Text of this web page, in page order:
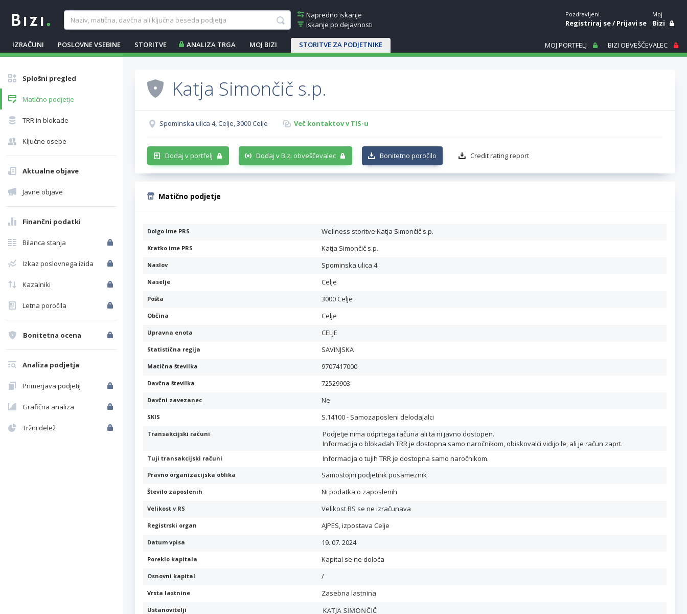
Napredno iskanje
Iskanje po dejavnosti
IZRAČUNI POSLOVNE VSEBINE STORITVE ANALIZA TRGA MOJ BIZI STORITVE ZA PODJETNIKE
Pozdravljeni.
Registriraj se/Prijavi se
Moj
Bizi
MOJ PORTFELJ BIZI OBVEŠČEVALEC
Splošni pregled
Matično podjetje
TRR in blokade
Ključne osebe
Aktualne objave
Javne objave
Finančni podatki
Bilanca stanja
Izkaz poslovnega izida
Kazalniki
Letna poročila
Bonitetna ocena
Analiza podjetja
Primerjava podjetij
Grafična analiza
Tržni delež
Katja Simončič s.p.
Spominska ulica 4, Celje, 3000 Celje Več kontaktov v TIS-u
Dodaj v portfelj Dodaj v Bizi obveščevalec Bonitetno poročilo Credit rating report
Matično podjetje
Dolgo ime PRS Wellness storitve Katja Simončič s.p.
Kratko ime PRS Katja Simončič s.p.
Naslov Spominska ulica 4
Naselje Celje
Pošta 3000 Celje
Občina Celje
Upravna enota CELJE
Statistična regija SAVINJSKA
Matična številka 9707417000
Davčna številka 72529903
Davčni zavezanec Ne
SKIS S.14100 - Samozaposleni delodajalci
Transakcijski računi
Podjetje nima odprtega računa ali ta ni javno dostopen.
Informacija o blokadah TRR je dostopna samo naročnikom, obiskovalci vidijo le, ali je račun zaprt.
Tuji transakcijski računi Informacija o tujih TRR je dostopna samo naročnikom.
Pravno organizacijska oblika Samostojni podjetnik posameznik
Število zaposlenih Ni podatka o zaposlenih
Velikost v RS Velikost RS se ne izračunava
Registrski organ AJPES, izpostava Celje
Datum vpisa 19. 07. 2024
Poreklo kapitala Kapital se ne določa
Osnovni kapital /
Vrsta lastnine Zasebna lastnina
Ustanovitelji